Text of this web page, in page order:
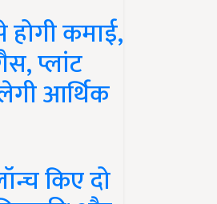
कमाई,
प्लांट
आर्थिक
किए दो